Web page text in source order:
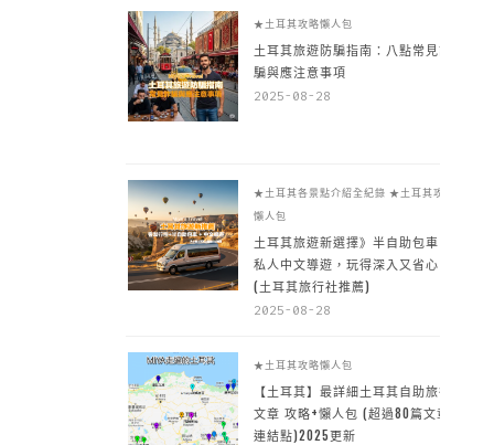
★土耳其攻略懶人包
土耳其旅遊防騙指南：八點常見詐
騙與應注意事項
2025-08-28
★土耳其各景點介紹全紀錄 ★土耳其攻略
懶人包
土耳其旅遊新選擇》半自助包車 +
私人中文導遊，玩得深入又省心
(土耳其旅行社推薦)
2025-08-28
★土耳其攻略懶人包
【土耳其】最詳細土耳其自助旅行
文章 攻略+懶人包 (超過80篇文章~
連結點)2025更新